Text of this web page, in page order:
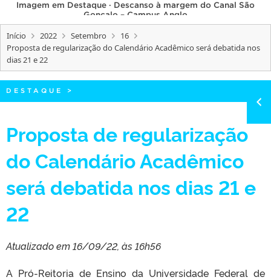
OUVIDORIA
PORTARIAS
TELEFONES
Imagem em Destaque · Descanso à margem do Canal São
Gonçalo – Campus Anglo
Início 2022 Setembro
16
Proposta de regularização do Calendário Acadêmico será debatida nos
dias 21 e 22
DESTAQUE >
Proposta de regularização
do Calendário Acadêmico
será debatida nos dias 21 e
22
Atualizado em 16/09/22, às 16h56
A Pró-Reitoria de Ensino da Universidade Federal de